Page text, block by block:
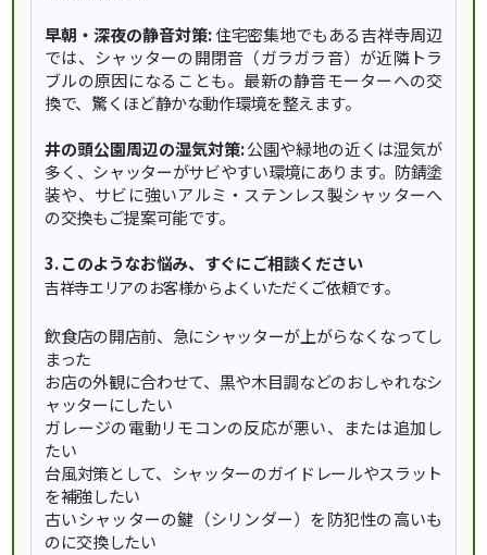
早朝・深夜の静音対策:住宅密集地でもある吉祥寺周辺
では、シャッターの開閉音（ガラガラ音）が近隣トラ
ブルの原因になることも。最新の静音モーターへの交
換で、驚くほど静かな動作環境を整えます。
井の頭公園周辺の湿気対策:公園や緑地の近くは湿気が
多く、シャッターがサビやすい環境にあります。防錆塗
装や、サビに強いアルミ・ステンレス製シャッターへ
の交換もご提案可能です。
3. このようなお悩み、すぐにご相談ください
吉祥寺エリアのお客様からよくいただくご依頼です。
飲食店の開店前、急にシャッターが上がらなくなってし
まった
お店の外観に合わせて、黒や木目調などのおしゃれなシ
ャッターにしたい
ガレージの電動リモコンの反応が悪い、または追加し
たい
台風対策として、シャッターのガイドレールやスラット
を補強したい
古いシャッターの鍵（シリンダー）を防犯性の高いも
のに交換したい